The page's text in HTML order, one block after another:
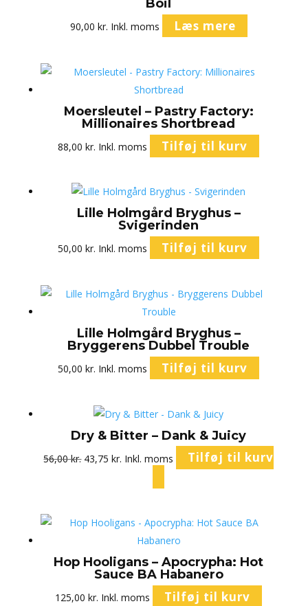
Boil
90,00 kr. Inkl. moms Læs mere
Moersleutel – Pastry Factory:
Millionaires Shortbread
88,00kr. Inkl. moms Tilføj til kurv
Lille Holmgård Bryghus –
Svigerinden
50,00kr. Inkl. moms Tilføj til kurv
Lille Holmgård Bryghus –
Bryggerens Dubbel Trouble
50,00kr. Inkl. moms Tilføj til kurv
Dry & Bitter – Dank & Juicy
56,00kr. Den
56,00 kr..
43,75kr. Den
43,75 kr..
Inkl. moms Tilføj til kurv
Hop Hooligans – Apocrypha: Hot
Sauce BA Habanero
125,00kr. Inkl. moms Tilføj til kurv